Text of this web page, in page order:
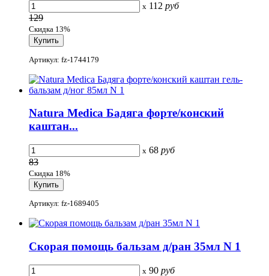
x 112 руб
129
Скидка 13%
Артикул: fz-1744179
Natura Medica Бадяга форте/конский
каштан...
x 68 руб
83
Скидка 18%
Артикул: fz-1689405
Скорая помощь бальзам д/ран 35мл N 1
x 90 руб